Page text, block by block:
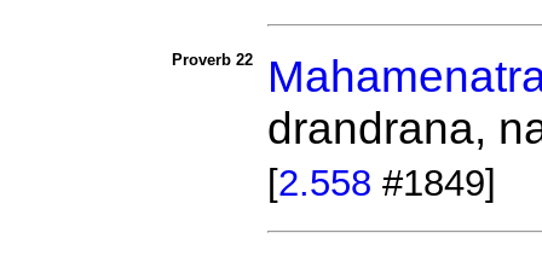
Proverb 22
drandrana,
[2.558 #1849]